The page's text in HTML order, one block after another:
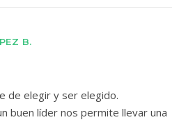
B.
de elegir y ser elegido.
buen líder nos permite llevar una